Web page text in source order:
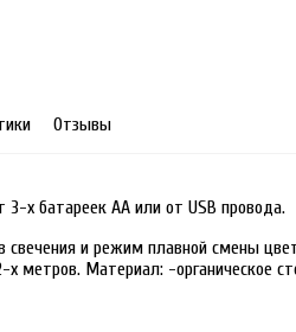
Отзывы
3-х батареек АА или от USB провода.
свечения и режим плавной смены
метров. Материал: -органическое